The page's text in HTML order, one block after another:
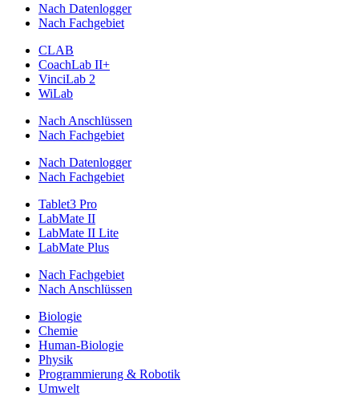
Nach Datenlogger
Nach Fachgebiet
CLAB
CoachLab II+
VinciLab 2
WiLab
Nach Anschlüssen
Nach Fachgebiet
Nach Datenlogger
Nach Fachgebiet
Tablet3 Pro
LabMate II
LabMate II Lite
LabMate Plus
Nach Fachgebiet
Nach Anschlüssen
Biologie
Chemie
Human-Biologie
Physik
Programmierung & Robotik
Umwelt